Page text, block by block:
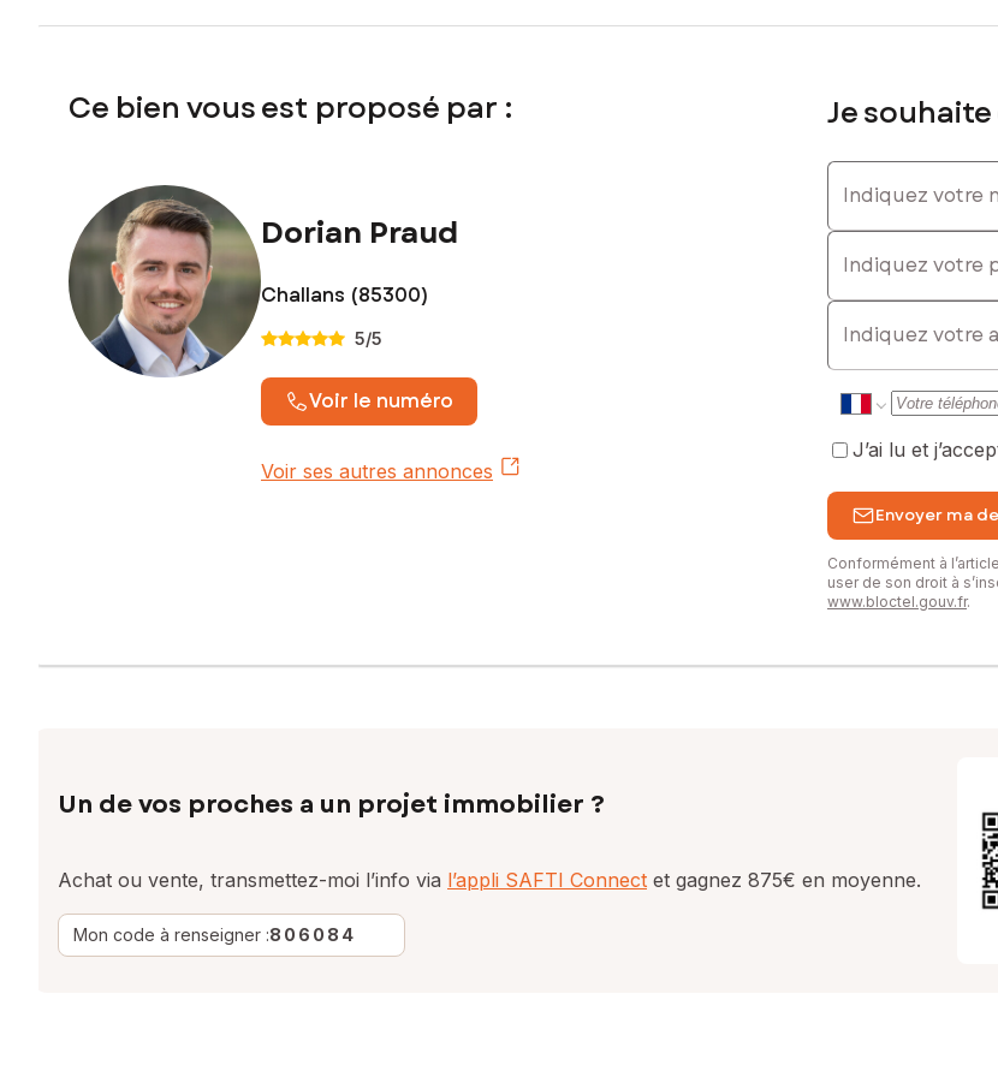
Ce bien vous est proposé par :
Dorian Praud
Challans (85300)
5/5
Voir le numéro
Voir ses autres annonces
Je
Indiquez votre nom
Indiquez votre
E-mail
J’ai lu et
Envoyer ma
Conformément à
user de son droit à
www.bloctel.gouv.fr.
Un de vos proches a un projet immobilier ?
Achat ou vente, transmettez-moi l’info via l’appli SAFTI Connect et gagnez 875€ en moyenne.
Mon code à renseigner :806084